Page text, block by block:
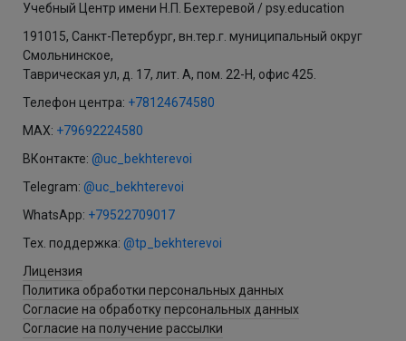
Учебный Центр имени Н.П. Бехтеревой / psy.education
191015, Санкт-Петербург, вн.тер.г. муниципальный округ
Смольнинское,
Таврическая ул, д. 17, лит. А, пом. 22-Н, офис 425.
Телефон центра: +78124674580
MAX: +79692224580
ВКонтакте: @uc_bekhterevoi
Telegram: @uc_bekhterevoi
WhatsApp: +79522709017
Тех. поддержка: @tp_bekhterevoi
Лицензия
Политика обработки персональных данных
Согласие на обработку персональных данных
Согласие на получение рассылки